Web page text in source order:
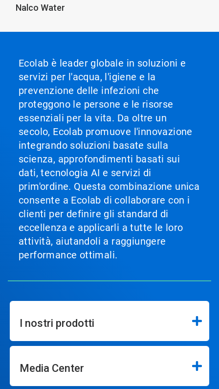
Nalco Water
Ecolab è leader globale in soluzioni e
servizi per l'acqua, l'igiene e la
prevenzione delle infezioni che
proteggono le persone e le risorse
essenziali per la vita. Da oltre un
secolo, Ecolab promuove l'innovazione
integrando soluzioni basate sulla
scienza, approfondimenti basati sui
dati, tecnologia AI e servizi di
prim'ordine. Questa combinazione unica
consente a Ecolab di collaborare con i
clienti per definire gli standard di
eccellenza e applicarli a tutte le loro
attività, aiutandoli a raggiungere
performance ottimali.
I nostri prodotti
Media Center